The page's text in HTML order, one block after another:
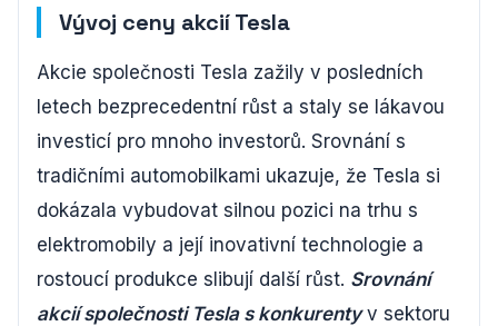
Vývoj ceny akcií Tesla
Akcie společnosti Tesla zažily v posledních
letech bezprecedentní růst a staly se lákavou
investicí pro mnoho investorů. Srovnání s
tradičními automobilkami ukazuje, že Tesla si
dokázala vybudovat silnou pozici na trhu s
elektromobily a její inovativní technologie a
rostoucí produkce slibují další růst. Srovnání
akcií společnosti Tesla s konkurentyv sektoru